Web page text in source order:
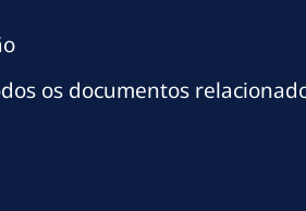
os documentos